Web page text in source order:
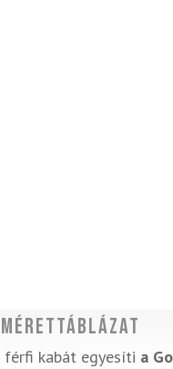
Mérettáblázat
férfi kabát egyesíti a